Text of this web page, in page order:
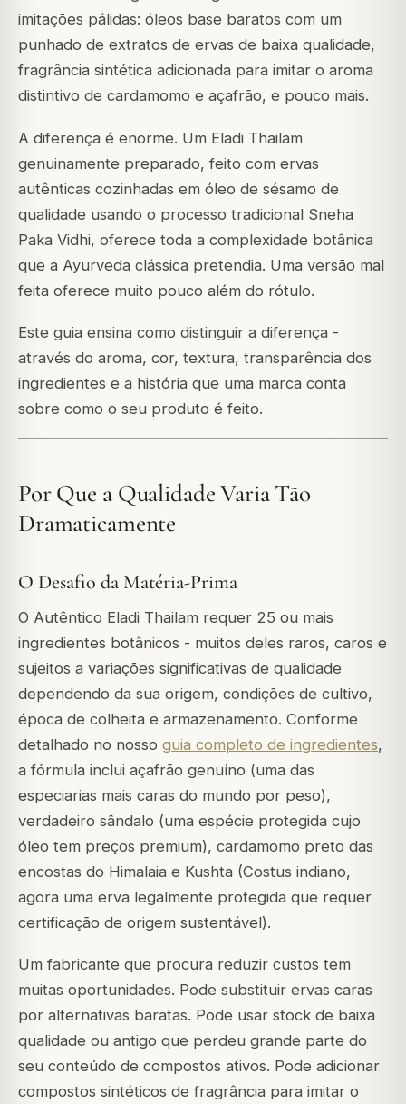
imitações pálidas: óleos base baratos com um
punhado de extratos de ervas de baixa qualidade,
fragrância sintética adicionada para imitar o aroma
distintivo de cardamomo e açafrão, e pouco mais.
A diferença é enorme. Um Eladi Thailam
genuinamente preparado, feito com ervas
autênticas cozinhadas em óleo de sésamo de
qualidade usando o processo tradicional Sneha
Paka Vidhi, oferece toda a complexidade botânica
que a Ayurveda clássica pretendia. Uma versão mal
feita oferece muito pouco além do rótulo.
Este guia ensina como distinguir a diferença -
através do aroma, cor, textura, transparência dos
ingredientes e a história que uma marca conta
sobre como o seu produto é feito.
Por Que a Qualidade Varia Tão
Dramaticamente
O Desafio da Matéria-Prima
O Autêntico Eladi Thailam requer 25 ou mais
ingredientes botânicos - muitos deles raros, caros e
sujeitos a variações significativas de qualidade
dependendo da sua origem, condições de cultivo,
época de colheita e armazenamento. Conforme
detalhado no nosso guia completo de ingredientes,
a fórmula inclui açafrão genuíno (uma das
especiarias mais caras do mundo por peso),
verdadeiro sândalo (uma espécie protegida cujo
óleo tem preços premium), cardamomo preto das
encostas do Himalaia e Kushta (Costus indiano,
agora uma erva legalmente protegida que requer
certificação de origem sustentável).
Um fabricante que procura reduzir custos tem
muitas oportunidades. Pode substituir ervas caras
por alternativas baratas. Pode usar stock de baixa
qualidade ou antigo que perdeu grande parte do
seu conteúdo de compostos ativos. Pode adicionar
compostos sintéticos de fragrância para imitar o